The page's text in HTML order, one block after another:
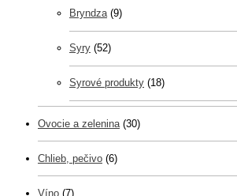
Bryndza (9)
Syry (52)
Syrové produkty (18)
Ovocie a zelenina (30)
Chlieb, pečivo (6)
Víno (7)